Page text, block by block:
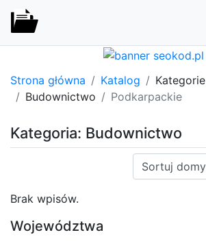
Strona główna Katalog Kategorie
Budownictwo
Podkarpackie
Kategoria: Budownictwo
Sortuj:
Brak wpisów.
Województwa